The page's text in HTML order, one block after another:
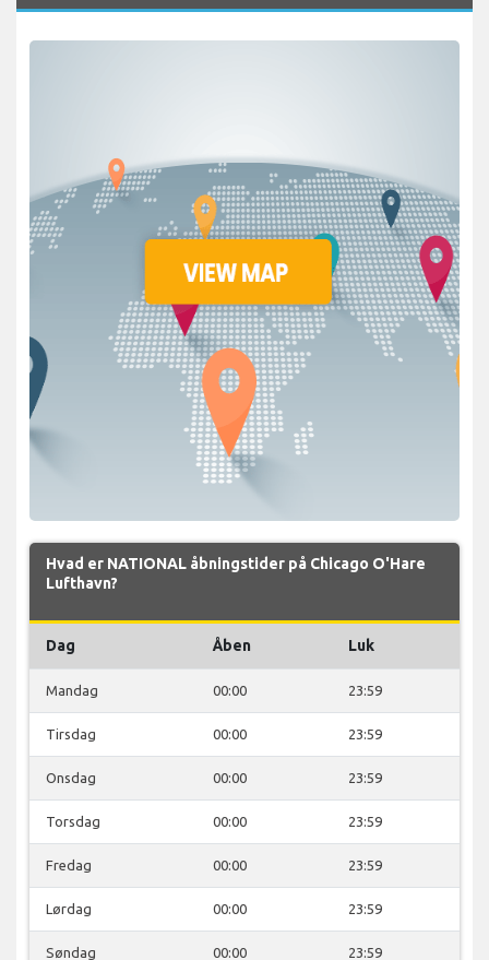
Hvad er NATIONAL åbningstider på Chicago O'Hare
Lufthavn?
Dag Åben Luk
Mandag 00:00 23:59
Tirsdag 00:00 23:59
Onsdag 00:00 23:59
Torsdag 00:00 23:59
Fredag 00:00 23:59
Lørdag 00:00 23:59
Søndag 00:00 23:59